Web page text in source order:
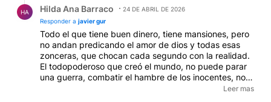
HA Hilda Ana Barraco
24 DE ABRIL DE 2026
Responder a javier gur
Todo el que tiene buen dinero, tiene mansiones, pero
no andan predicando el amor de dios y todas esas
zonceras, que chocan cada segundo con la realidad.
El todopoderoso que creó el mundo, no puede parar
una guerra, combatir el hambre de los inocentes, no
Leer mas